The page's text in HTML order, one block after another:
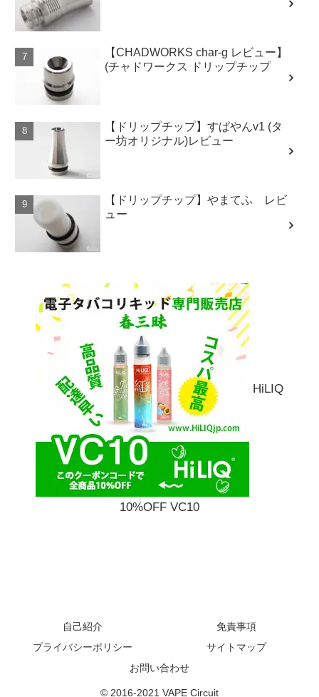
【CHADWORKS char-g レビュー】
(チャドワークス ドリップチップ
【ドリップチップ】すぱやんv1 (タ
ー坊オリジナル)レビュー
【ドリップチップ】やまてふ レビ
ュー
HiLIQ
10%OFF VC10
自己紹介
免責事項
プライバシーポリシー
サイトマップ
お問い合わせ
© 2016-2021 VAPE Circuit